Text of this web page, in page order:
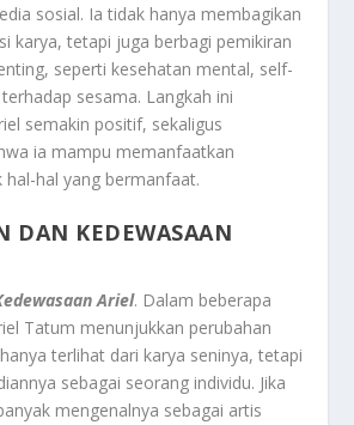
sosial. Ia tidak hanya membagikan
karya, tetapi juga berbagi pemikiran
seperti kesehatan mental, self-
sesama. Langkah ini
semakin positif, sekaligus
ia mampu memanfaatkan
hal yang bermanfaat.
DAN KEDEWASAAN
Ariel. Dalam beberapa
Tatum menunjukkan perubahan
terlihat dari karya seninya, tetapi
sebagai seorang individu. Jika
mengenalnya sebagai artis